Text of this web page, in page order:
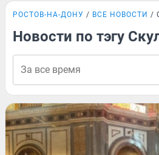
РОСТОВ-НА-ДОНУ ВСЕ НОВОСТИ
Новости по тэгу